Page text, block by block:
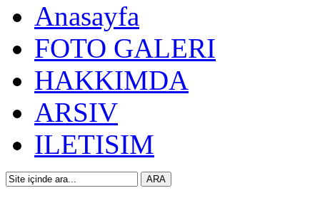
Anasayfa
FOTO GALERI
HAKKIMDA
ARSIV
ILETISIM